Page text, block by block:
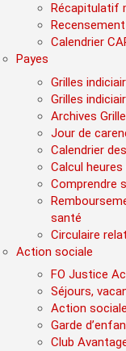
Récapitulatif
Calendrier
Payes
Grilles
Grilles
Archives
Jour de
Calendrier
Calcul heures
Comprendre
santé
Circulaire
Action sociale
FO Justice
Séjours,
Action sociale
Garde
Club